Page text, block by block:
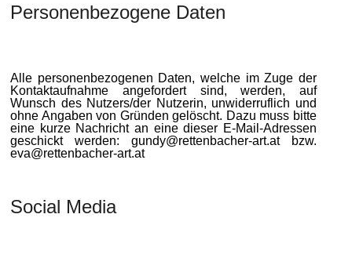
Personenbezogene Daten
Alle personenbezogenen Daten, welche im Zuge der
Kontaktaufnahme angefordert sind, werden, auf
Wunsch des Nutzers/der Nutzerin, unwiderruflich und
ohne Angaben von Gründen gelöscht. Dazu muss bitte
eine kurze Nachricht an eine dieser E-Mail-Adressen
geschickt werden: gundy@rettenbacher-art.at bzw.
eva@rettenbacher-art.at
Social Media